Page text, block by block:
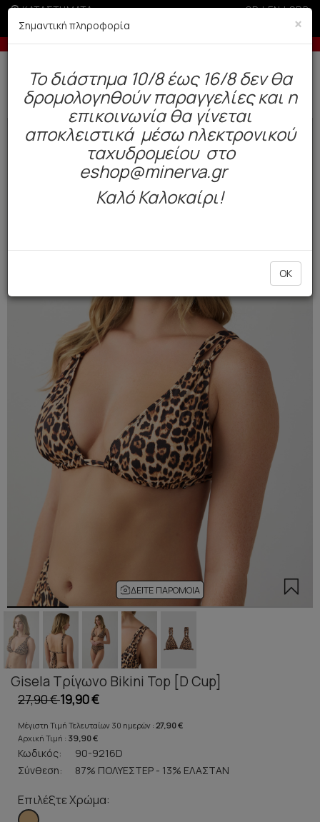
ΚΑΤΑΣΤΗΜΑΤΑ GR|EN|SRB
άνω των 100€ -5% σε παραγγελίες άνω των
Δωρεάν αποστολή άνω των 49€. Παράδοση σε 3-5 εργάσιμες.
Μαγιό Γυναικεία Μπικίνι
NEW
ΔΕΊΤΕ ΠΑΡΌΜΟΙΑ
Gisela Τρίγωνο Bikini Top [D Cup]
27,90 €19,90 €
Μέγιστη Τιμή Τελευταίων 30 ημερών : 27,90 €
Αρχική Τιμή : 39,90 €
Κωδικός:
90-9216D
Σύνθεση:
87% ΠΟΛΥΕΣΤΕΡ - 13% ΕΛΑΣΤΑΝ
Επιλέξτε Χρώμα:
×
Σημαντική πληροφορία
To διάστημα 10/8 έως 16/8 δεν θα
δρομολογηθούν παραγγελίες και η
επικοινωνία θα γίνεται
αποκλειστικά μέσω ηλεκτρονικού
ταχυδρομείου στο
eshop@minerva.gr
Καλό Καλοκαίρι!
OK